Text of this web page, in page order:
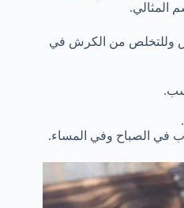
المثالي.
وللتخلص من الكرش في
الصباح وفي المساء.